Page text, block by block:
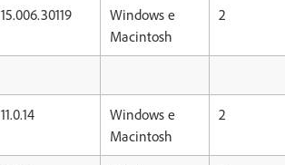
15.006.30119
Windows e
Macintosh
2
11.0.14
Windows e
Macintosh
2